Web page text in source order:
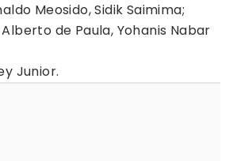
Meosido, Sidik Saimima;
de Paula, Yohanis Nabar
Junior.